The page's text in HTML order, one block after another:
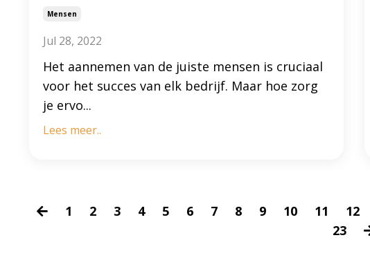
Mensen
Jul 28, 2022
Het aannemen van de juiste mensen is cruciaal
voor het succes van elk bedrijf. Maar hoe zorg
je ervo...
Lees meer..
1 2 3 4 5 6 7 8 9 10 11 12
23